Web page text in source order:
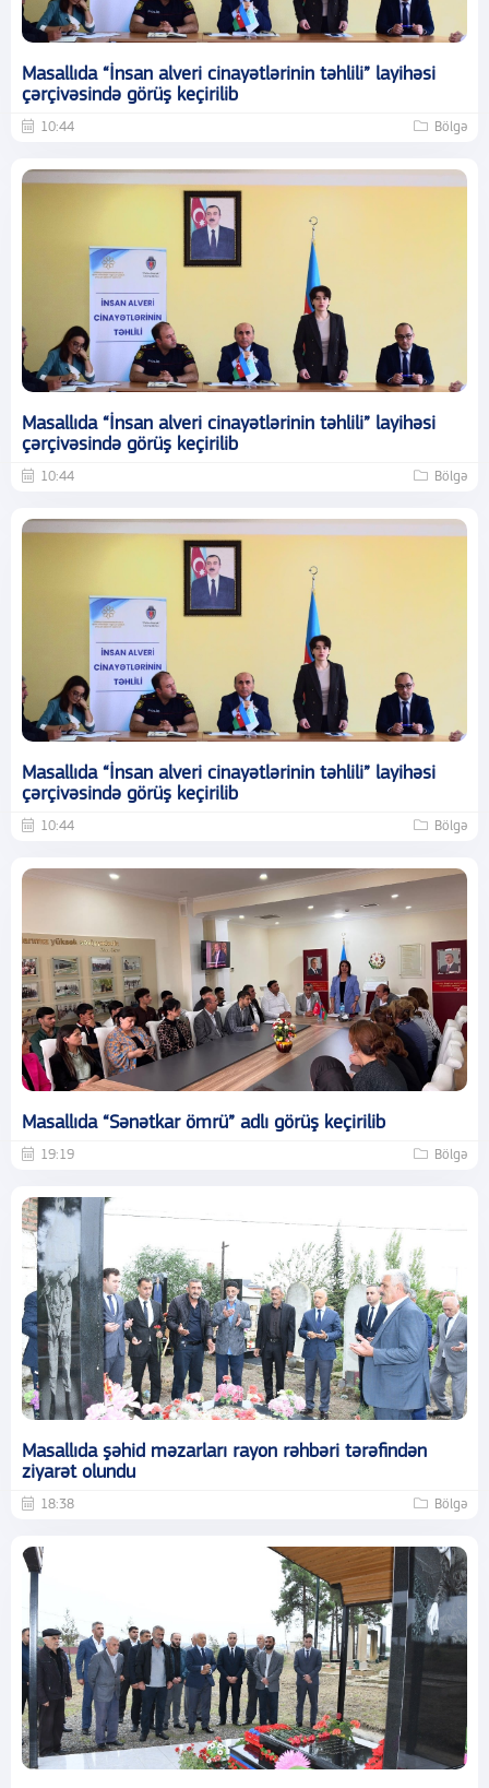
Masallıda “İnsan alveri cinayətlərinin təhlili” layihəsi
çərçivəsində görüş keçirilib
10:44 Bölgə
Masallıda “İnsan alveri cinayətlərinin təhlili” layihəsi
çərçivəsində görüş keçirilib
10:44 Bölgə
Masallıda “İnsan alveri cinayətlərinin təhlili” layihəsi
çərçivəsində görüş keçirilib
10:44 Bölgə
Masallıda “Sənətkar ömrü” adlı görüş keçirilib
19:19 Bölgə
Masallıda şəhid məzarları rayon rəhbəri tərəfindən
ziyarət olundu
18:38 Bölgə